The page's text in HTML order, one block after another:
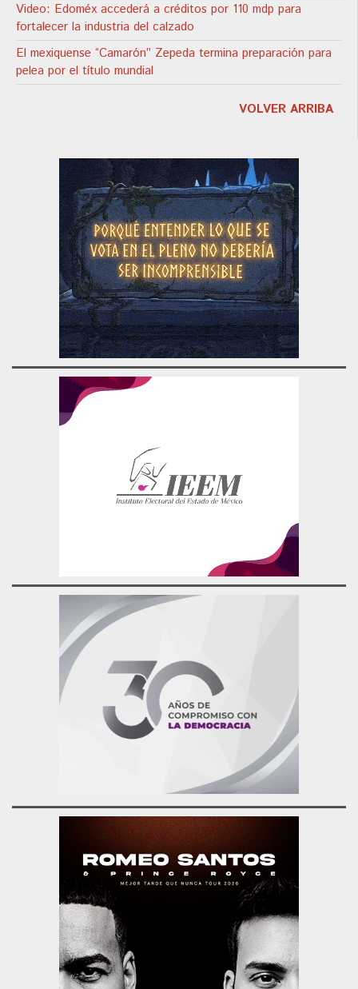
Video: Edoméx accederá a créditos por 110 mdp para
fortalecer la industria del calzado
El mexiquense “Camarón” Zepeda termina preparación para
pelea por el título mundial
VOLVER ARRIBA